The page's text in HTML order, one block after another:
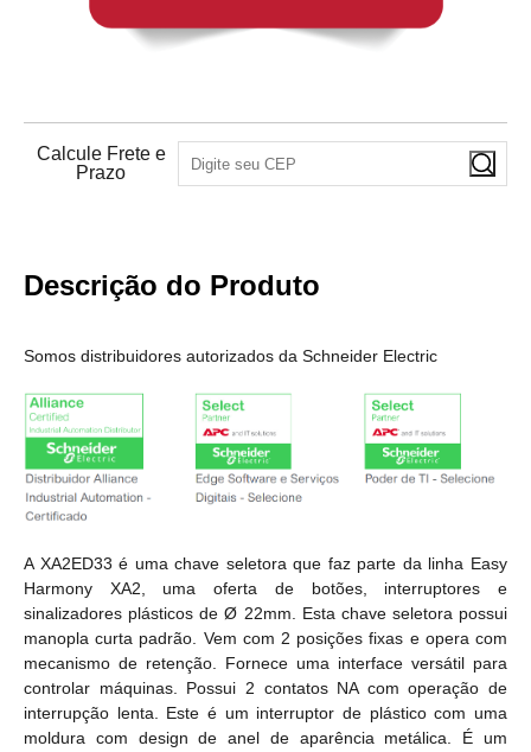
Calcule Frete e
Prazo
Descrição do Produto
Somos distribuidores autorizados da Schneider Electric
A XA2ED33 é uma chave seletora que faz parte da linha Easy
Harmony XA2, uma oferta de botões, interruptores e
sinalizadores plásticos de Ø 22mm. Esta chave seletora possui
manopla curta padrão. Vem com 2 posições fixas e opera com
mecanismo de retenção. Fornece uma interface versátil para
controlar máquinas. Possui 2 contatos NA com operação de
interrupção lenta. Este é um interruptor de plástico com uma
moldura com design de anel de aparência metálica. É um